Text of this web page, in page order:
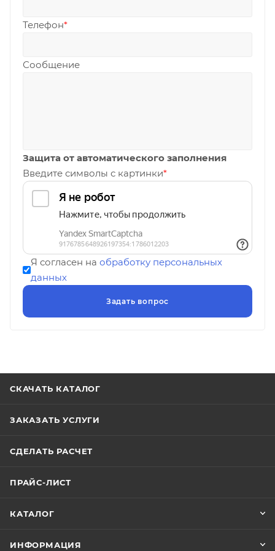
Телефон*
Сообщение
Защита от автоматического заполнения
Введите символы с картинки*
Я согласен на обработку персональных
данных
СКАЧАТЬ КАТАЛОГ
ЗАКАЗАТЬ УСЛУГИ
СДЕЛАТЬ РАСЧЕТ
ПРАЙС-ЛИСТ
КАТАЛОГ
ИНФОРМАЦИЯ